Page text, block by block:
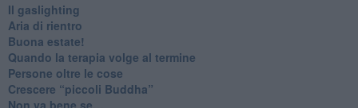
Il gaslighting
Aria di rientro
Buona estate!
​Quando la terapia volge al termine
​Persone oltre le cose
​Crescere “piccoli Buddha”
Non va bene se…